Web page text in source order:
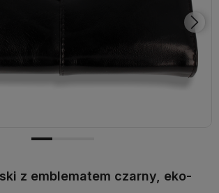
z emblematem czarny, eko-